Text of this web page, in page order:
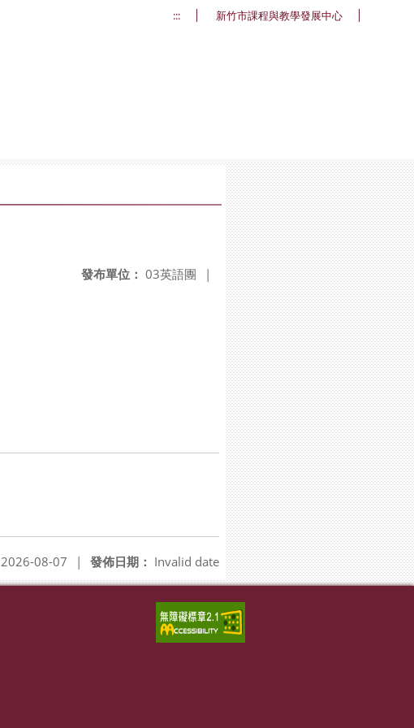
::: 新竹市課程與教學發展中心
發布單位： 03英語團 |
發佈日期： Invalid date
2026-08-07 |